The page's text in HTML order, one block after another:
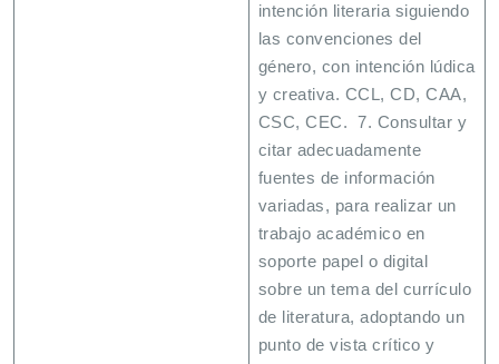
intención literaria siguiendo
las convenciones del
género, con intención lúdica
y creativa. CCL, CD, CAA,
CSC, CEC. 7. Consultar y
citar adecuadamente
fuentes de información
variadas, para realizar un
trabajo académico en
soporte papel o digital
sobre un tema del currículo
de literatura, adoptando un
punto de vista crítico y